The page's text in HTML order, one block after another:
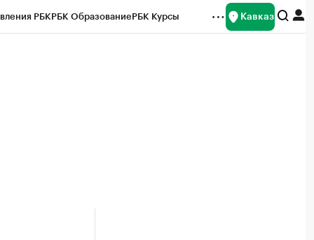
РБКРБК ОбразованиеРБК Курсы Кавказ